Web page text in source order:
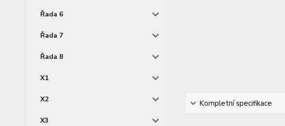
Řada 6
Řada 7
Řada 8
X1
X2
X3
Kompletní specifikace